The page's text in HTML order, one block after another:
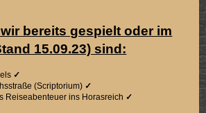
bereits gespielt oder im
15.09.23) sind:
✓
(Scriptorium) ✓
Reiseabenteuer ins Horasreich ✓